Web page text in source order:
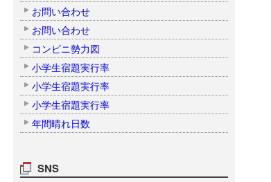
お問い合わせ
お問い合わせ
コンビニ勢力図
小学生宿題実行率
小学生宿題実行率
小学生宿題実行率
年間晴れ日数
SNS